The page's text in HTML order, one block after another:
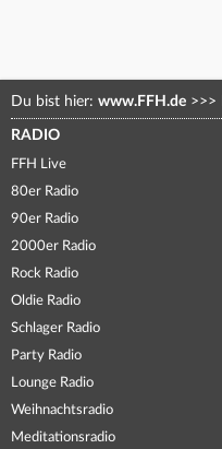
Du bist hier: www.FFH.de >>>
RADIO
FFH Live
80er Radio
90er Radio
2000er Radio
Rock Radio
Oldie Radio
Schlager Radio
Party Radio
Lounge Radio
Weihnachtsradio
Meditationsradio